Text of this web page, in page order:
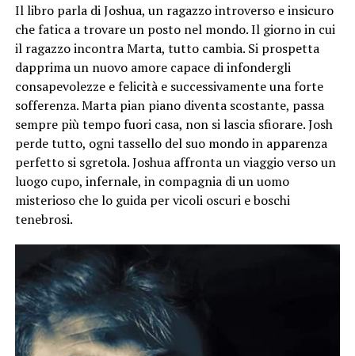
Il libro parla di Joshua, un ragazzo introverso e insicuro
che fatica a trovare un posto nel mondo. Il giorno in cui
il ragazzo incontra Marta, tutto cambia. Si prospetta
dapprima un nuovo amore capace di infondergli
consapevolezze e felicità e successivamente una forte
sofferenza. Marta pian piano diventa scostante, passa
sempre più tempo fuori casa, non si lascia sfiorare. Josh
perde tutto, ogni tassello del suo mondo in apparenza
perfetto si sgretola. Joshua affronta un viaggio verso un
luogo cupo, infernale, in compagnia di un uomo
misterioso che lo guida per vicoli oscuri e boschi
tenebrosi.